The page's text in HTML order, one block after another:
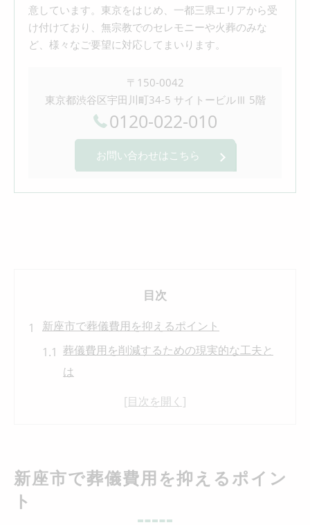
意しています。東京をはじめ、一都三県エリアから受
け付けており、無宗教でのセレモニーや火葬のみな
ど、様々なご要望に対応してまいります。
〒150-0042
東京都渋谷区宇田川町34-5 サイトービルⅢ 5階
0120-022-010
お問い合わせはこちら
目次
新座市で葬儀費用を抑えるポイント
葬儀費用を削減するための現実的な工夫と
は
新座市の葬儀で見落としがちな節約方法
葬儀費用の内訳を理解して賢く節約
葬祭補助の申請方法と受け取り条件
新座市で利用できる葬儀補助制度の基礎知
新座市で葬儀費用を抑えるポイン
ト